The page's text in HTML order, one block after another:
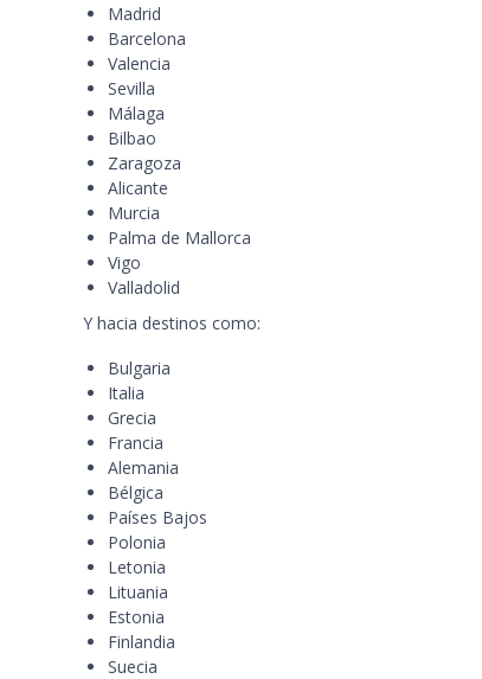
Madrid
Barcelona
Valencia
Sevilla
Málaga
Bilbao
Zaragoza
Alicante
Murcia
Palma de Mallorca
Vigo
Valladolid
Y hacia destinos como:
Bulgaria
Italia
Grecia
Francia
Alemania
Bélgica
Países Bajos
Polonia
Letonia
Lituania
Estonia
Finlandia
Suecia